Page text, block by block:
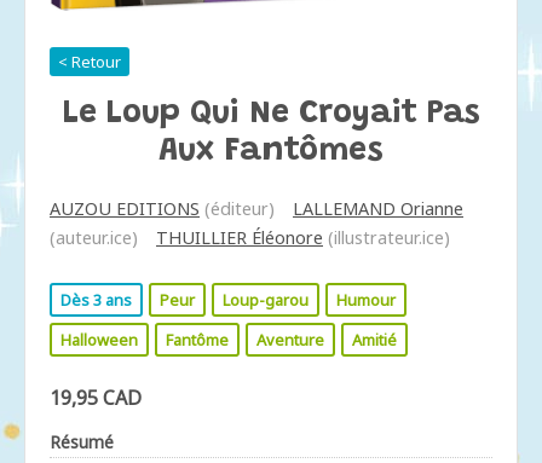
< Retour
Le Loup Qui Ne Croyait Pas
Aux Fantômes
AUZOU EDITIONS (éditeur)
LALLEMAND Orianne
(auteur.ice)
THUILLIER Éléonore (illustrateur.ice)
Dès 3 ans Peur Loup-garou
Humour
Halloween
Fantôme Aventure Amitié
19,95 CAD
Résumé